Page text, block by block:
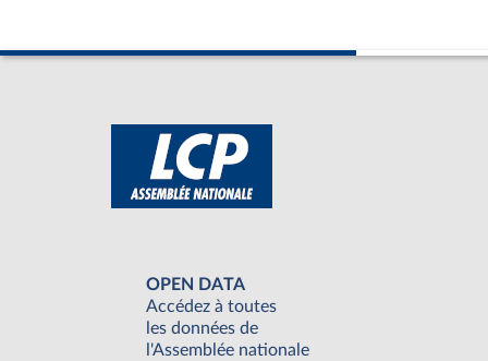
OPEN DATA
Accédez à toutes
les données de
l'Assemblée nationale